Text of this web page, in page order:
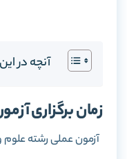
آنچه در
زمان برگزاری
آزمون عملی رشته